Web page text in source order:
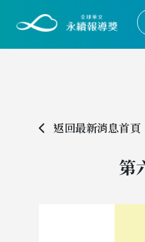
返回最新消息首頁
第